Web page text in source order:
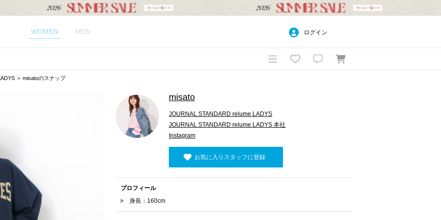
WOMEN MEN ログイン
misatoのスナップ
misato
JOURNAL STANDARD relume LADYS
JOURNAL STANDARD relume LADYS 本社
Instagram
お気に入りスタッフに登録
プロフィール
身長：160cm